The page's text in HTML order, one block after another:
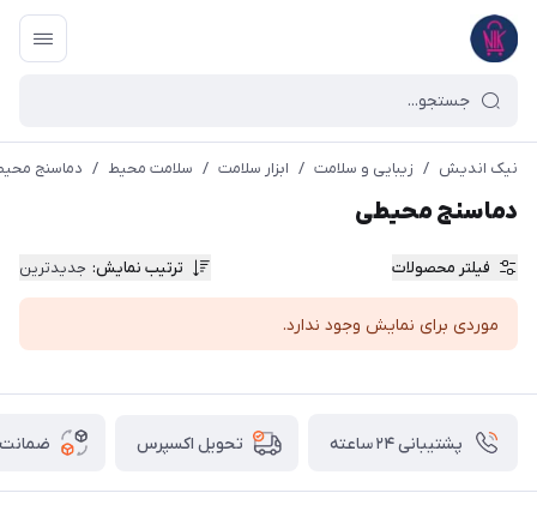
نیک اندیش / زیبایی و سلامت / ابزار سلامت / سلامت محیط / دماسنج
دماسنج محیطی
فیلتر محصولات ترتیب نمایش: جدیدترین
موردی برای نمایش وجود ندارد.
پشتیبانی ۲۴ ساعته تحویل اکسپرس ضمانت